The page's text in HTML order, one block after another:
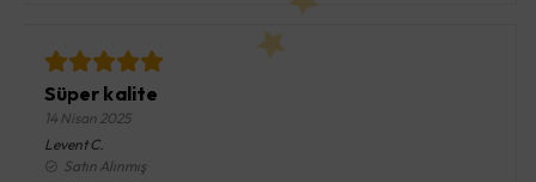
Süper kalite
14 Nisan 2025
Levent C.
Satın Alınmış